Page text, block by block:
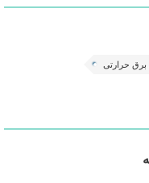
برق حرارتی